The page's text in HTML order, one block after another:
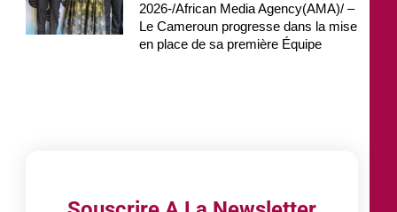
2026-/African Media Agency(AMA)/ –
Le Cameroun progresse dans la mise
en place de sa première Équipe